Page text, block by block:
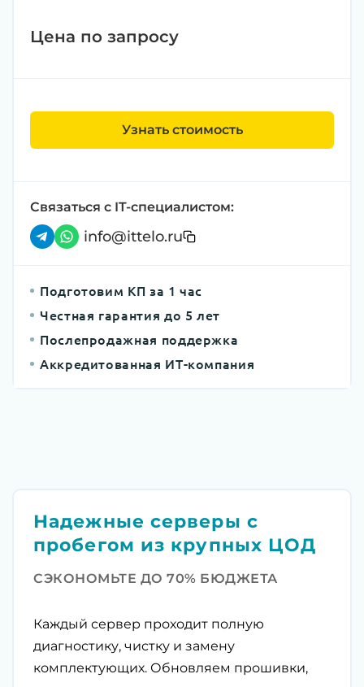
Цена по запросу
Узнать стоимость
Связаться с IT-специалистом:
info@ittelo.ru
Подготовим КП за 1 час
Честная гарантия до 5 лет
Послепродажная поддержка
Аккредитованная ИТ-компания
Надежные серверы с
пробегом из крупных ЦОД
СЭКОНОМЬТЕ ДО 70% БЮДЖЕТА
Каждый сервер проходит полную
диагностику, чистку и замену
комплектующих. Обновляем прошивки,